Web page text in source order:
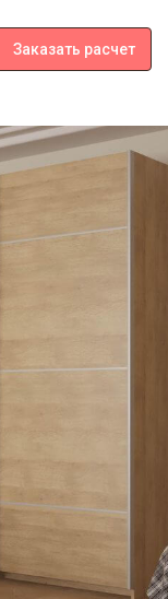
Заказать расчет